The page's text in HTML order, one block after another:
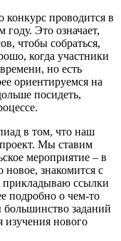
проводится в
году. Это означает,
чтобы собраться,
когда участники
но есть
ориентируемся на
посидеть,
в том, что наш
Мы ставим
мероприятие – в
новое, знакомится с
ссылки
подробно о чем-то
большинство заданий
изучения нового